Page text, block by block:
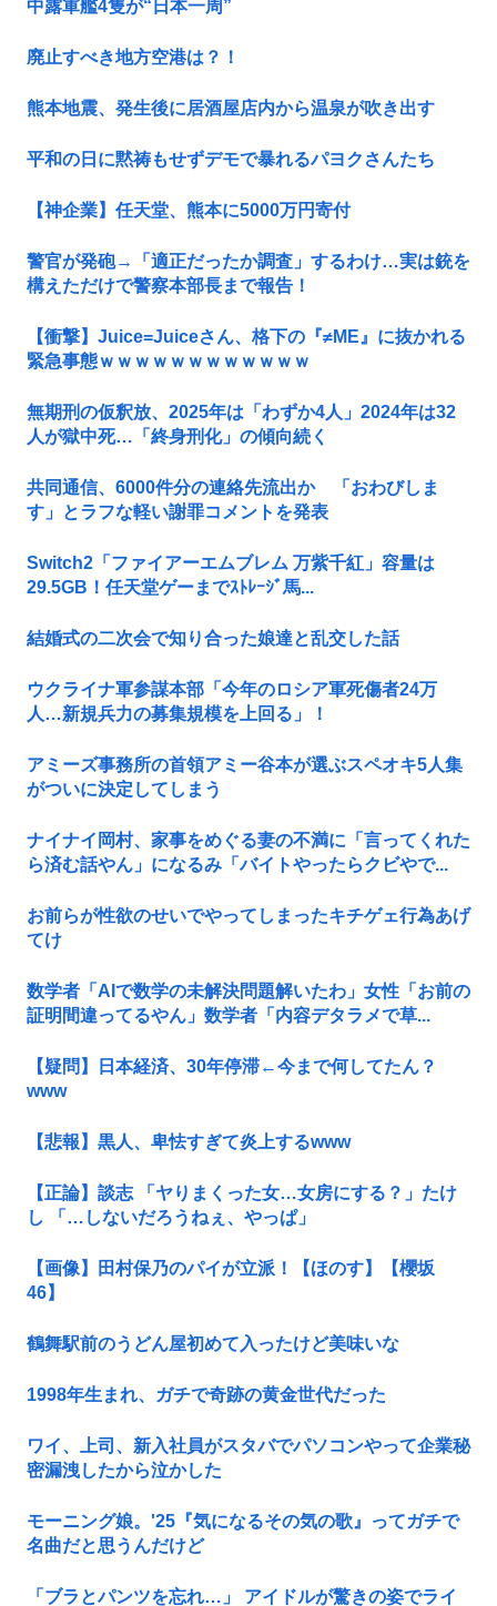
中露軍艦4隻が“日本一周”
廃止すべき地方空港は？！
熊本地震、発生後に居酒屋店内から温泉が吹き出す
平和の日に黙祷もせずデモで暴れるパヨクさんたち
【神企業】任天堂、熊本に5000万円寄付
警官が発砲→「適正だったか調査」するわけ…実は銃を
構えただけで警察本部長まで報告！
【衝撃】Juice=Juiceさん、格下の『≠ME』に抜かれる
緊急事態ｗｗｗｗｗｗｗｗｗｗｗｗ
無期刑の仮釈放、2025年は「わずか4人」2024年は32
人が獄中死…「終身刑化」の傾向続く
共同通信、6000件分の連絡先流出か 「おわびしま
す」とラフな軽い謝罪コメントを発表
Switch2「ファイアーエムブレム 万紫千紅」容量は
29.5GB！任天堂ゲーまでｽﾄﾚｰｼﾞ馬...
結婚式の二次会で知り合った娘達と乱交した話
ウクライナ軍参謀本部「今年のロシア軍死傷者24万
人…新規兵力の募集規模を上回る」！
アミーズ事務所の首領アミー谷本が選ぶスペオキ5人集
がついに決定してしまう
ナイナイ岡村、家事をめぐる妻の不満に「言ってくれた
ら済む話やん」になるみ「バイトやったらクビやで...
お前らが性欲のせいでやってしまったキチゲェ行為あげ
てけ
数学者「AIで数学の未解決問題解いたわ」女性「お前の
証明間違ってるやん」数学者「内容デタラメで草...
【疑問】日本経済、30年停滞←今まで何してたん？
www
【悲報】黒人、卑怯すぎて炎上するwww
【正論】談志 「ヤりまくった女…女房にする？」たけ
し 「…しないだろうねぇ、やっぱ」
【画像】田村保乃のパイが立派！【ほのす】【櫻坂
46】
鶴舞駅前のうどん屋初めて入ったけど美味いな
1998年生まれ、ガチで奇跡の黄金世代だった
ワイ、上司、新入社員がスタバでパソコンやって企業秘
密漏洩したから泣かした
モーニング娘。'25『気になるその気の歌』ってガチで
名曲だと思うんだけど
「ブラとパンツを忘れ…」 アイドルが驚きの姿でライ